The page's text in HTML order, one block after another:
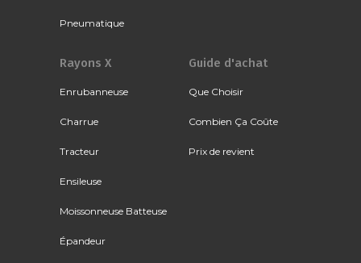
Pneumatique
Rayons X
Enrubanneuse
Charrue
Tracteur
Ensileuse
Moissonneuse Batteuse
Épandeur
Guide d'achat
Que Choisir
Combien Ça Coûte
Prix de revient